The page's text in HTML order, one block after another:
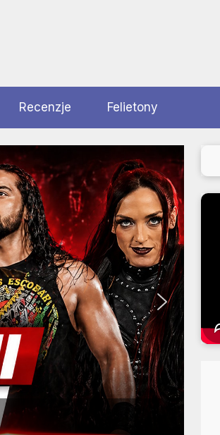
Recenzje Felietony